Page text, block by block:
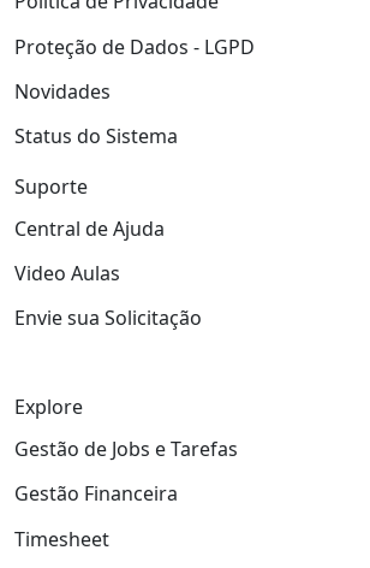
Proteção de Dados - LGPD
Novidades
Status do Sistema
Suporte
Central de Ajuda
Video Aulas
Envie sua Solicitação
Explore
Gestão de Jobs e Tarefas
Gestão Financeira
Timesheet